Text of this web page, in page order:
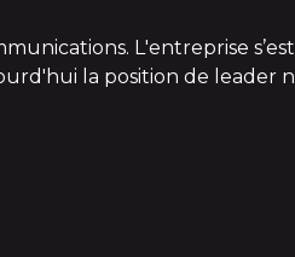
L'entreprise
la position de leader